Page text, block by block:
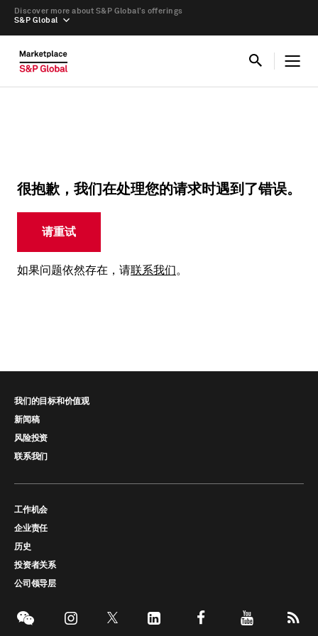
S&P Global
Discover more about S&P Global’s offerings
很抱歉，我们在处理您的请求时遇到了错误。
请重试
如果问题依然存在，请联系我们。
我们的目标和价值观
新闻稿
风险投资
联系我们
工作机会
企业责任
历史
投资者关系
公司领导层